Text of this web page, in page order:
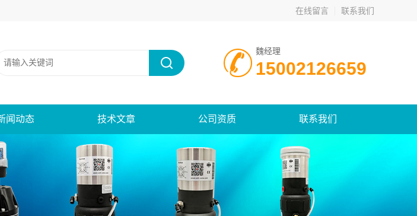
在线留言 联系我们
魏经理
15002126659
闻动态 技术文章 公司资质 联系我们